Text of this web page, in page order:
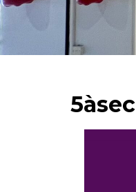
5àsec